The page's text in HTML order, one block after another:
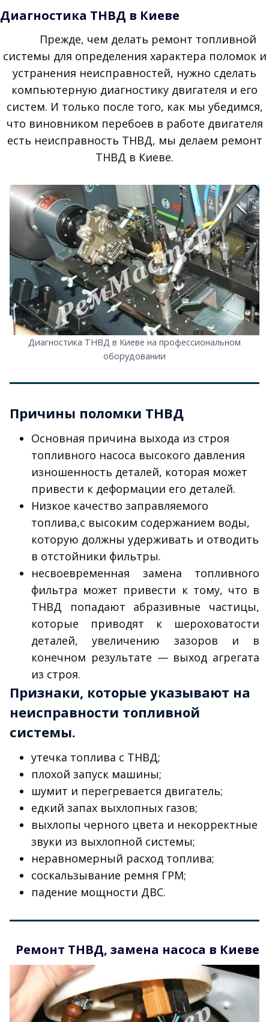
Диагностика ТНВД в Киеве
Прежде, чем делать ремонт топливной
системы для определения характера поломок и
устранения неисправностей, нужно сделать
компьютерную диагностику двигателя и его
систем. И только после того, как мы убедимся,
что виновником перебоев в работе двигателя
есть неисправность ТНВД, мы делаем ремонт
ТНВД в Киеве.
Диагностика ТНВД в Киеве на профессиональном
оборудовании
Причины поломки ТНВД
Основная причина выхода из строя
топливного насоса высокого давления
изношенность деталей, которая может
привести к деформации его деталей.
Низкое качество заправляемого
топлива,с высоким содержанием воды,
которую должны удерживать и отводить
в отстойники фильтры.
несвоевременная замена топливного
фильтра может привести к тому, что в
ТНВД попадают абразивные частицы,
которые приводят к шероховатости
деталей, увеличению зазоров и в
конечном результате — выход агрегата
из строя.
Признаки, которые указывают на
неисправности топливной
системы.
утечка топлива с ТНВД;
плохой запуск машины;
шумит и перегревается двигатель;
едкий запах выхлопных газов;
выхлопы черного цвета и некорректные
звуки из выхлопной системы;
неравномерный расход топлива;
соскальзывание ремня ГРМ;
падение мощности ДВС.
Ремонт ТНВД, замена насоса в Киеве